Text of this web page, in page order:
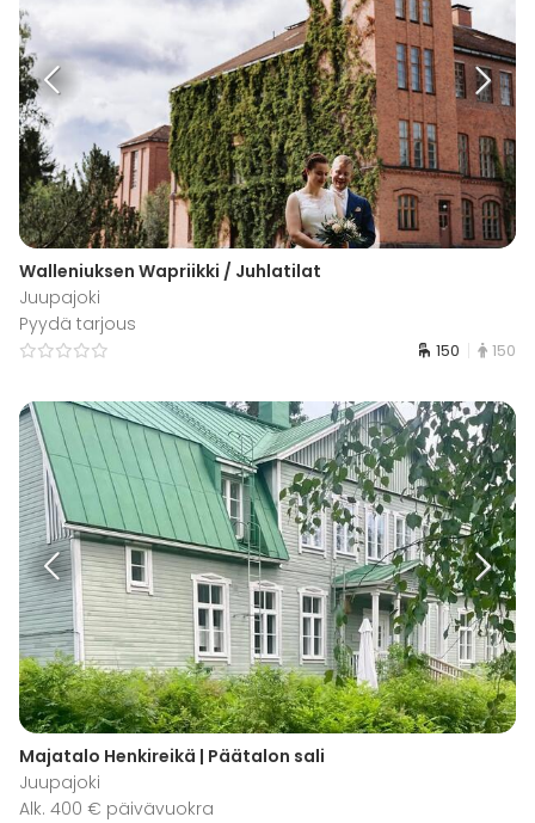
Walleniuksen Wapriikki / Juhlatilat
Juupajoki
Pyydä tarjous
150 150
Majatalo Henkireikä | Päätalon sali
Juupajoki
Alk. 400 € päivävuokra